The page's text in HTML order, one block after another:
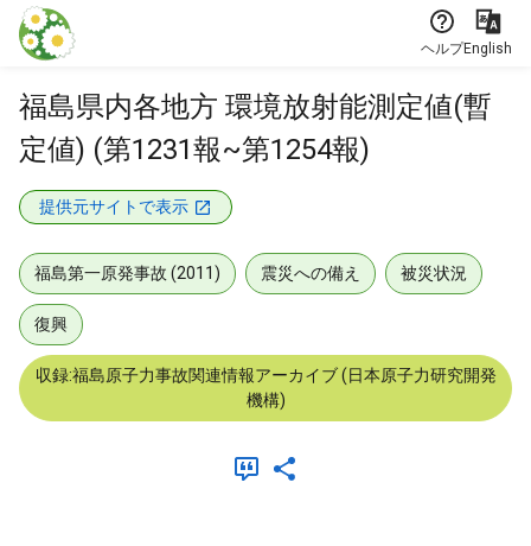
本文に飛ぶ
ヘルプEnglish
福島県内各地方 環境放射能測定値(暫
定値) (第1231報~第1254報)
提供元サイトで表示
福島第一原発事故 (2011) 震災への備え 被災状況
復興
収録:福島原子力事故関連情報アーカイブ (日本原子力研究開発
機構)